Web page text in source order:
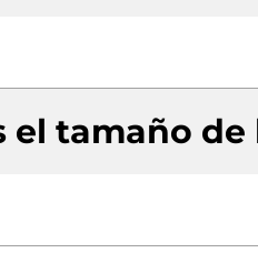
el tamaño de